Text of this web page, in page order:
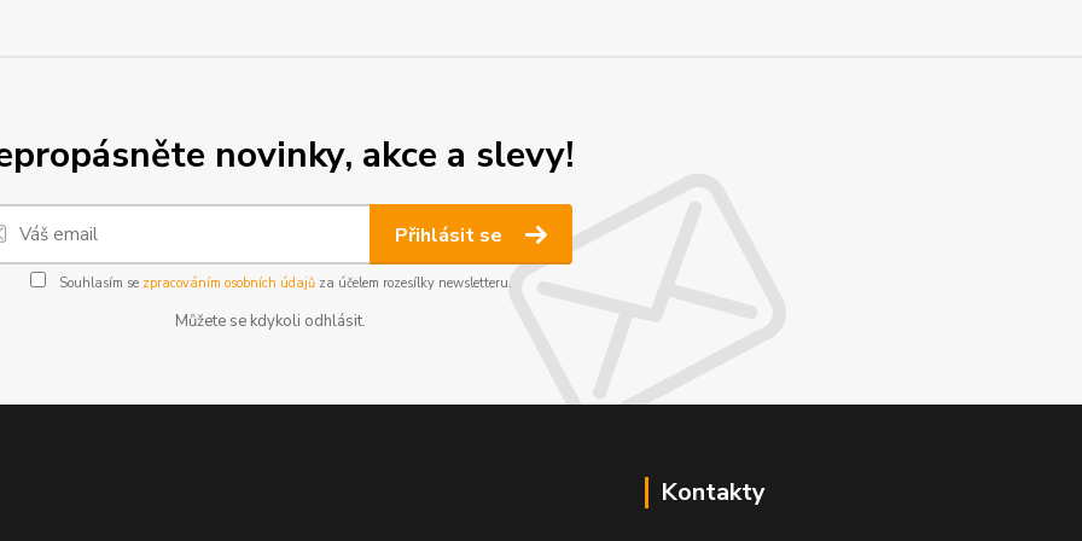
novinky, akce a slevy!
Přihlásit se
Souhlasím se zpracováním osobních údajůza účelem rozesílky newsletteru.
Můžete se kdykoli odhlásit.
Kontakty